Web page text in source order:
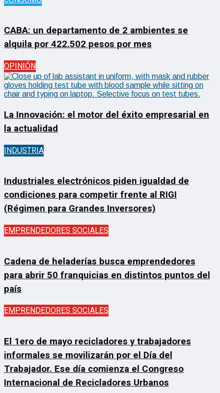
CABA: un departamento de 2 ambientes se
alquila por 422.502 pesos por mes
OPINIÓN
La Innovación: el motor del éxito empresarial en
la actualidad
INDUSTRIA
Industriales electrónicos piden igualdad de
condiciones para competir frente al RIGI
(Régimen para Grandes Inversores)
EMPRENDEDORES SOCIALES
Cadena de heladerías busca emprendedores
para abrir 50 franquicias en distintos puntos del
país
EMPRENDEDORES SOCIALES
El 1ero de mayo recicladores y trabajadores
informales se movilizarán por el Día del
Trabajador. Ese día comienza el Congreso
Internacional de Recicladores Urbanos